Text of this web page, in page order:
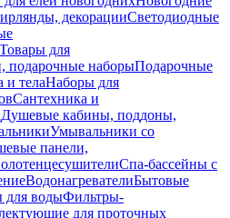
декорацииСветодиодные
Товары для
подарочные наборыПодарочные
и телаНаборы для
Сантехника и
Душевые кабины, поддоны,
Умывальники со
панели,
Спа-бассейны с
ВодонагревателиБытовые
для водыФильтры-
для проточных